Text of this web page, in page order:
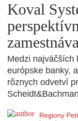
Koval
Medzi najväčších
európske banky,
rôznych odvetví
Regiony